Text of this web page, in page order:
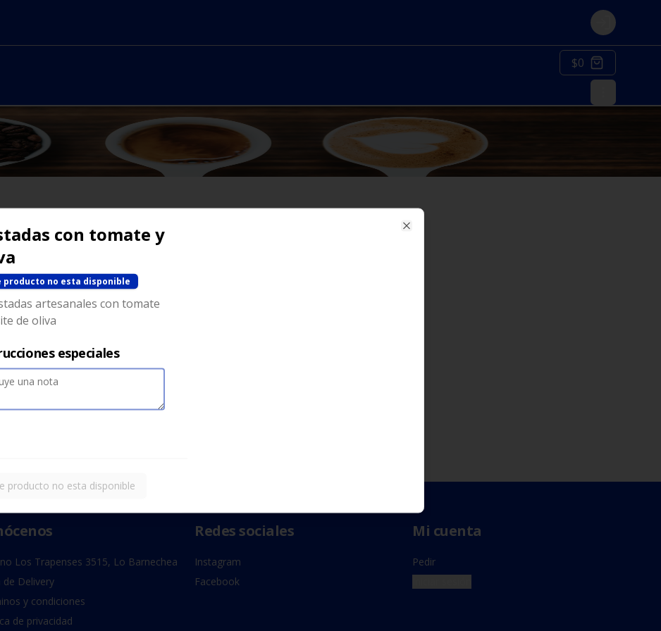
Login
$0
No hay productos en el menú
Los Trapenses 3515, Lo Barnechea
de Delivery
y condiciones
de privacidad
Redes sociales
Instagram
Facebook
Mi cuenta
Pedir
con tomate y
producto no esta disponible
artesanales con tomate
de oliva
especiales
producto no esta disponible